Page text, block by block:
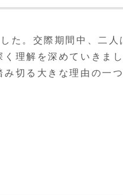
た。交際期間中、二人
理解を深めていきまし
切る大きな理由の一